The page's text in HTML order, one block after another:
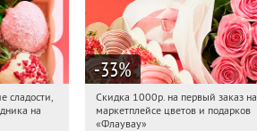
Получили:
сладости,
на
-33%
19:01:31 Получили:
Россия
Скидка 1000р. на первый заказ на
маркетплейсе цветов и подарков
«Флаувау»